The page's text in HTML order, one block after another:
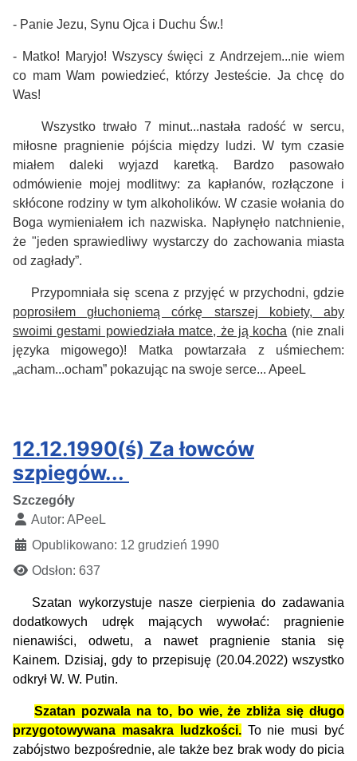
- Panie Jezu, Synu Ojca i Duchu Św.!
- Matko! Maryjo! Wszyscy święci z Andrzejem...nie wiem
co mam Wam powiedzieć, którzy Jesteście. Ja chcę do
Was!
Wszystko trwało 7 minut...nastała radość w sercu,
miłosne pragnienie pójścia między ludzi. W tym czasie
miałem daleki wyjazd karetką. Bardzo pasowało
odmówienie mojej modlitwy: za kapłanów, rozłączone i
skłócone rodziny w tym alkoholików. W czasie wołania do
Boga wymieniałem ich nazwiska. Napłynęło natchnienie,
że "jeden sprawiedliwy wystarczy do zachowania miasta
od zagłady”.
Przypomniała się scena z przyjęć w przychodni, gdzie
poprosiłem głuchoniemą córkę starszej kobiety, aby
swoimi gestami powiedziała matce, że ją kocha (nie znali
języka migowego)! Matka powtarzała z uśmiechem:
„acham...ocham” pokazując na swoje serce... ApeeL
12.12.1990(ś) Za łowców
szpiegów...
Szczegóły
Autor: APeeL
Opublikowano: 12 grudzień 1990
Odsłon: 637
Szatan wykorzystuje nasze cierpienia do zadawania
dodatkowych udręk mających wywołać: pragnienie
nienawiści, odwetu, a nawet pragnienie stania się
Kainem. Dzisiaj, gdy to przepisuję (20.04.2022) wszystko
odkrył W. W. Putin.
Szatan pozwala na to, bo wie, że zbliża się długo
przygotowywana masakra ludzkości.To nie musi być
zabójstwo bezpośrednie, ale także bez brak wody do picia